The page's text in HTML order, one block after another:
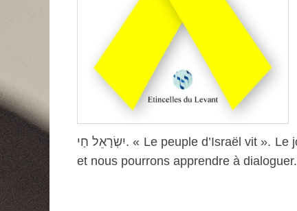
יִשְׂרָאֵל חַי. « Le peuple d’Israël vit ». Le jour arrivera, parce que nous avons foi en la vie et l’espoir,
et nous pourrons apprendre à dialoguer.